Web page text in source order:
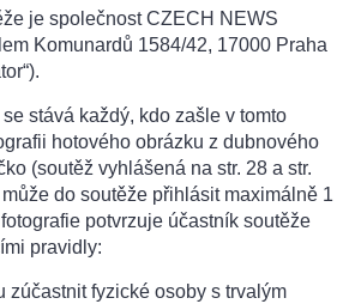
je společnost CZECH NEWS
Komunardů 1584/42, 17000 Praha
stává každý, kdo zašle v tomto
hotového obrázku z dubnového
(soutěž vyhlášená na str. 28 a str.
do soutěže přihlásit maximálně 1
potvrzuje účastník soutěže
pravidly:
zúčastnit fyzické osoby s trvalým